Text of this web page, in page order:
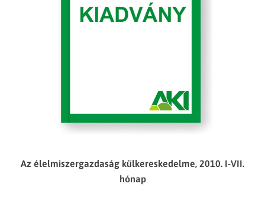
Az élelmiszergazdaság külkereskedelme, 2010. I-VII.
hónap